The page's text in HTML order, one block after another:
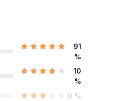
91
%
10
%
0 %